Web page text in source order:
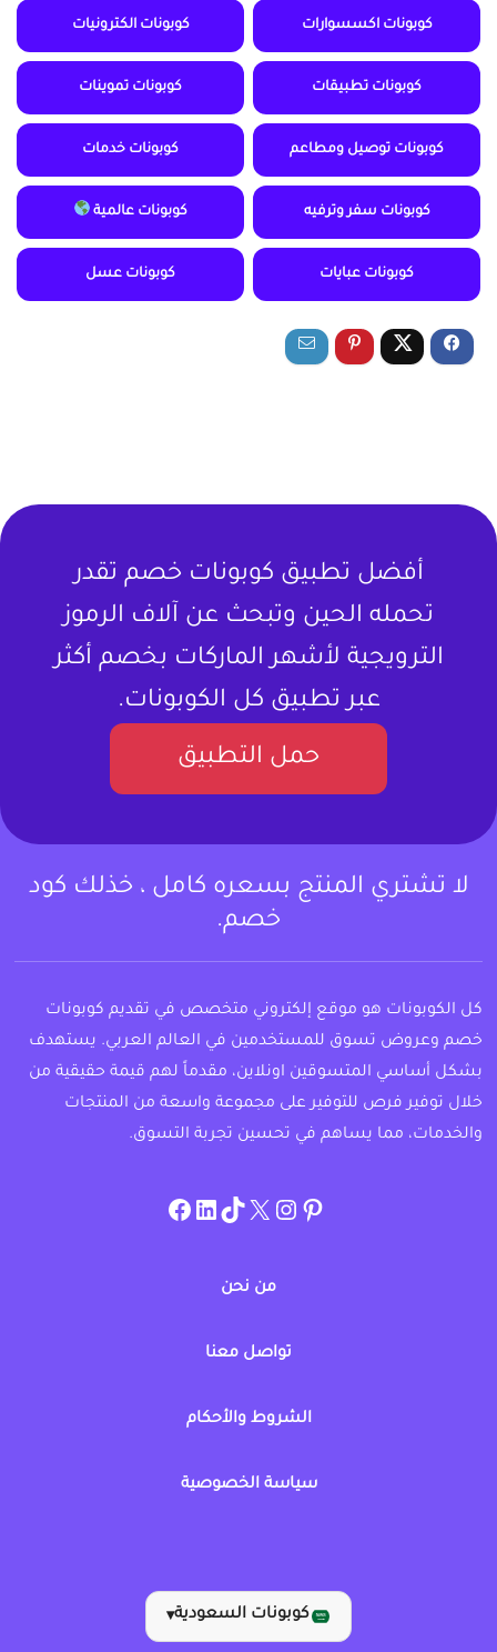
كوبونات اكسسوارات كوبونات الكترونيات
كوبونات تطبيقات كوبونات تموينات
كوبونات توصيل ومطاعم كوبونات خدمات
كوبونات سفر وترفيه كوبونات عالمية
كوبونات عبايات كوبونات عسل
أفضل تطبيق كوبونات خصم تقدر
تحمله الحين وتبحث عن آلاف الرموز
الترويجية لأشهر الماركات بخصم أكثر
عبر تطبيق كل الكوبونات.
حمل التطبيق
لا تشتري المنتج بسعره كامل ، خذلك كود
خصم.
كل الكوبونات هو موقع إلكتروني متخصص في تقديم كوبونات
خصم وعروض تسوق للمستخدمين في العالم العربي. يستهدف
بشكل أساسي المتسوقين اونلاين، مقدماً لهم قيمة حقيقية من
خلال توفير فرص للتوفير على مجموعة واسعة من المنتجات
والخدمات، مما يساهم في تحسين تجربة التسوق.
pinterest
allcouponat
twitter
TikTok
linkedin
facebook
من نحن
تواصل معنا
الشروط والأحكام
سياسة الخصوصية
كوبونات السعودية▾